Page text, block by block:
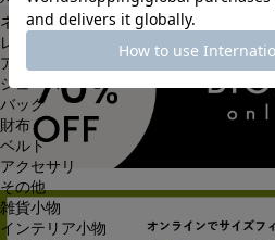
ネックウェア
レッグウェア
アンダーウェア
シューズ
バッグ
財布
ベルト
アクセサリ
その他
雑貨小物
インテリア小物